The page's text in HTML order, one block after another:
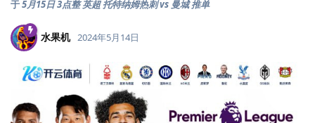
于5月15日 3点整 英超 托特纳姆热刺 vs 曼城 推单
水果机 2024年5月14日